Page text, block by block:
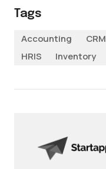
Tags
Accounting
CRM
HRIS
Inventory